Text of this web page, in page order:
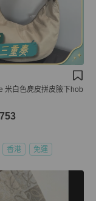
米白色麂皮拼皮腋下hob
香港 免運